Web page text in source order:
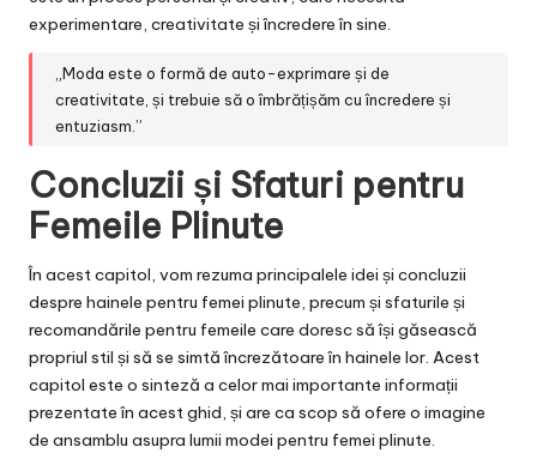
experimentare, creativitate și încredere în sine.
„Moda este o formă de auto-exprimare și de
creativitate, și trebuie să o îmbrățișăm cu încredere și
entuziasm.”
Concluzii și Sfaturi pentru
Femeile Plinute
În acest capitol, vom rezuma principalele idei și concluzii
despre hainele pentru femei plinute, precum și sfaturile și
recomandările pentru femeile care doresc să își găsească
propriul stil și să se simtă încrezătoare în hainele lor. Acest
capitol este o sinteză a celor mai importante informații
prezentate în acest ghid, și are ca scop să ofere o imagine
de ansamblu asupra lumii modei pentru femei plinute.